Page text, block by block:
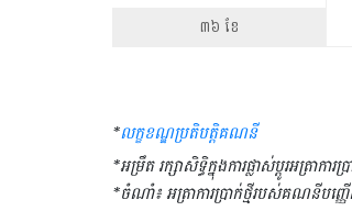
៣៦ ខែ
*លក្ខខណ្ឌប្រតិបត្តិគណនី
*អម្រឹត រក្សាសិទ្ធិក្នុងការផ្លាស់ប្ដូរអត្រ
*ចំណាំ៖ អត្រាការប្រាក់ថ្មីរបស់គណនីបញ្